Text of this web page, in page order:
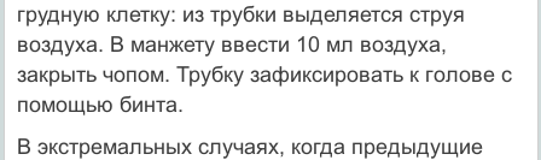
грудную клетку: из трубки выделяется струя
воздуха. В манжету ввести 10 мл воздуха,
закрыть чопом. Трубку зафиксировать к голове с
помощью бинта.
В экстремальных случаях, когда предыдущие